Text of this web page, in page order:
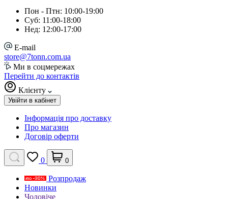
Пон - Птн: 10:00-19:00
Суб: 11:00-18:00
Нед: 12:00-17:00
E-mail
store@7tonn.com.ua
Ми в соцмережах
Перейти до контактів
Клієнту
Увійти в кабінет
Інформація про доставку
Про магазин
Договір оферти
0 0
Розпродаж
Новинки
Чоловіче